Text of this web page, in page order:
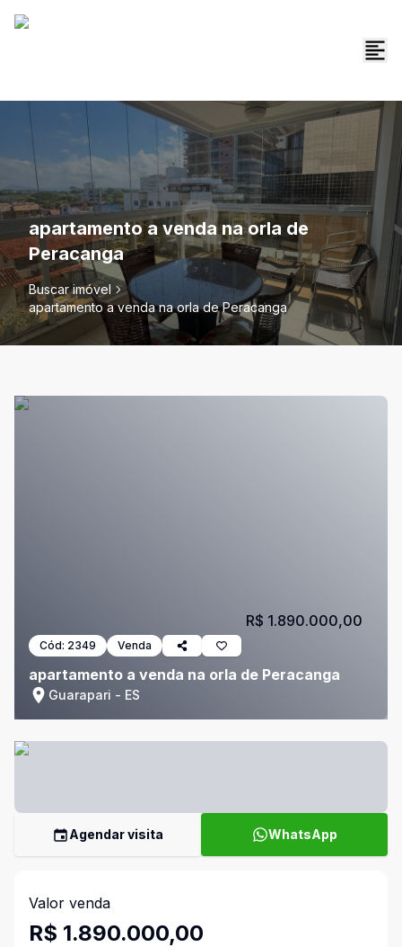
apartamento a venda na orla de
Peracanga
Buscar imóvel
apartamento a venda na orla de Peracanga
Cód: 2349 Venda
apartamento a venda na orla de Peracanga
Guarapari - ES
R$ 1.890.000,00
Agendar visita WhatsApp
Valor venda
R$ 1.890.000,00